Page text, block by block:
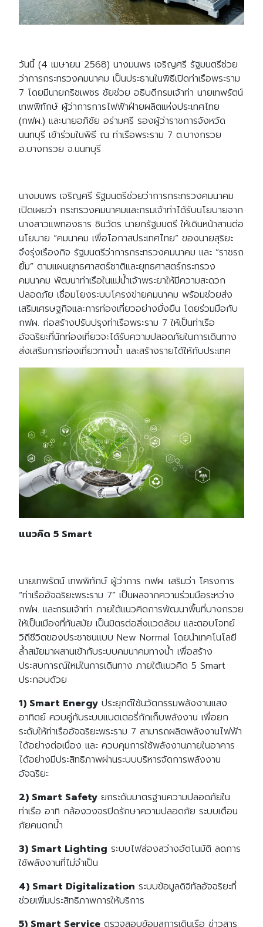
วันนี้ (4 เมษายน 2568) นางมนพร เจริญศรี รัฐมนตรีช่วย
ว่าการกระทรวงคมนาคม เป็นประธานในพิธีเปิดท่าเรือพระราม
7 โดยมีนายกริชเพชร ชัยช่วย อธิบดีกรมเจ้าท่า นายเทพรัตน์
เทพพิทักษ์ ผู้ว่าการการไฟฟ้าฝ่ายผลิตแห่งประเทศไทย
(กฟผ.) และนายอภิชัย อร่ามศรี รองผู้ว่าราชการจังหวัด
นนทบุรี เข้าร่วมในพิธี ณ ท่าเรือพระราม 7 ต.บางกรวย
อ.บางกรวย จ.นนทบุรี
นางมนพร เจริญศรี รัฐมนตรีช่วยว่าการกระทรวงคมนาคม
เปิดเผยว่า กระทรวงคมนาคมและกรมเจ้าท่าได้รับนโยบายจาก
นางสาวแพทองธาร ชินวัตร นายกรัฐมนตรี ให้เดินหน้าสานต่อ
นโยบาย “คมนาคม เพื่อโอกาสประเทศไทย” ของนายสุริยะ
จึงรุ่งเรืองกิจ รัฐมนตรีว่าการกระทรวงคมนาคม และ “ราชรถ
ยิ้ม” ตามแผนยุทธศาสตร์ชาติและยุทธศาสตร์กระทรวง
คมนาคม พัฒนาท่าเรือในแม่น้ำเจ้าพระยาให้มีความสะดวก
ปลอดภัย เชื่อมโยงระบบโครงข่ายคมนาคม พร้อมช่วยส่ง
เสริมเศรษฐกิจและการท่องเที่ยวอย่างยั่งยืน โดยร่วมมือกับ
กฟผ. ก่อสร้างปรับปรุงท่าเรือพระราม 7 ให้เป็นท่าเรือ
อัจฉริยะที่นักท่องเที่ยวจะได้รับความปลอดภัยในการเดินทาง
ส่งเสริมการท่องเที่ยวทางน้ำ และสร้างรายได้ให้กับประเทศ
แนวคิด 5 Smart
นายเทพรัตน์ เทพพิทักษ์ ผู้ว่าการ กฟผ. เสริมว่า โครงการ
“ท่าเรืออัจฉริยะพระราม 7” เป็นผลจากความร่วมมือระหว่าง
กฟผ. และกรมเจ้าท่า ภายใต้แนวคิดการพัฒนาพื้นที่บางกรวย
ให้เป็นเมืองที่ทันสมัย เป็นมิตรต่อสิ่งแวดล้อม และตอบโจทย์
วิถีชีวิตของประชาชนแบบ New Normal โดยนำเทคโนโลยี
ล้ำสมัยมาผสานเข้ากับระบบคมนาคมทางน้ำ เพื่อสร้าง
ประสบการณ์ใหม่ในการเดินทาง ภายใต้แนวคิด 5 Smart
ประกอบด้วย
1) Smart Energy ประยุกต์ใช้นวัตกรรมพลังงานแสง
อาทิตย์ ควบคู่กับระบบแบตเตอรี่กักเก็บพลังงาน เพื่อยก
ระดับให้ท่าเรืออัจฉริยะพระราม 7 สามารถผลิตพลังงานไฟฟ้า
ได้อย่างต่อเนื่อง และ ควบคุมการใช้พลังงานภายในอาคาร
ได้อย่างมีประสิทธิภาพผ่านระบบบริหารจัดการพลังงาน
อัจฉริยะ
2) Smart Safety ยกระดับมาตรฐานความปลอดภัยใน
ท่าเรือ อาทิ กล้องวงจรปิดรักษาความปลอดภัย ระบบเตือน
ภัยคนตกน้ำ
3) Smart Lighting ระบบไฟส่องสว่างอัตโนมัติ ลดการ
ใช้พลังงานที่ไม่จำเป็น
4) Smart Digitalization ระบบข้อมูลดิจิทัลอัจฉริยะที่
ช่วยเพิ่มประสิทธิภาพการให้บริการ